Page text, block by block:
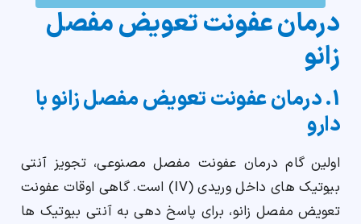
درمان عفونت تعویض مفصل
زانو
1. درمان عفونت تعویض مفصل زانو با
دارو
اولین گام درمان عفونت مفصل مصنوعی، تجویز آنتی
بیوتیک های داخل وریدی (IV) است. گاهی اوقات عفونت
تعویض مفصل زانو، برای پاسخ دهی به آنتی بیوتیک ها